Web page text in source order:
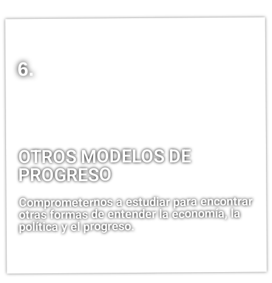
6.
OTROS MODELOS DE
PROGRESO
Comprometernos a estudiar para encontrar
otras formas de entender la economía, la
política y el progreso.